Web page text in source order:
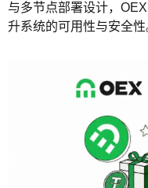
与多节点部署设计，
升系统的可用性与安全性